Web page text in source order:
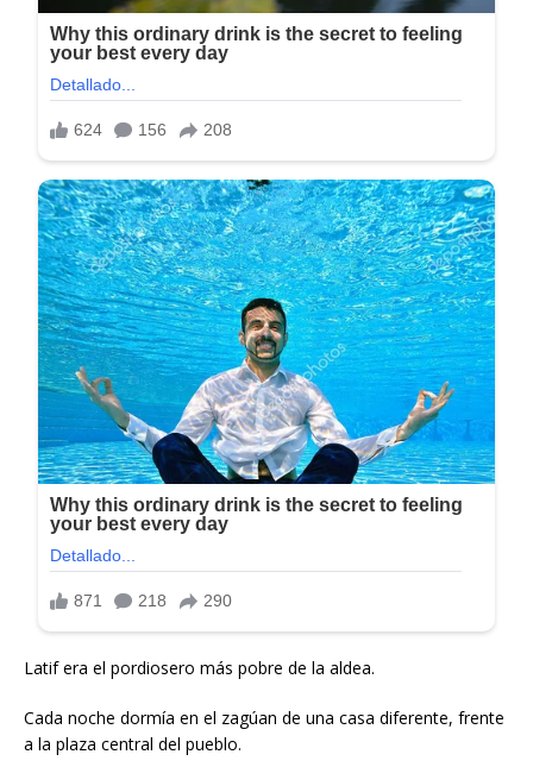
Latif era el pordiosero más pobre de la aldea.
Cada noche dormía en el zagúan de una casa diferente, frente
a la plaza central del pueblo.